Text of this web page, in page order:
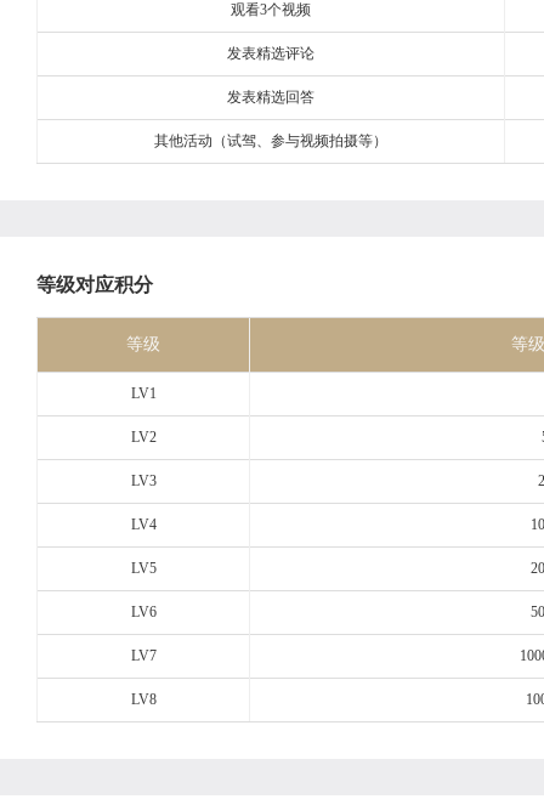
观看3个视频
发表精选评论
发表精选回答
其他活动（试驾、参与视频拍摄等）
等级对应积分
等级 等
LV1
LV2
LV3
LV4
LV5
LV6
LV7
LV8